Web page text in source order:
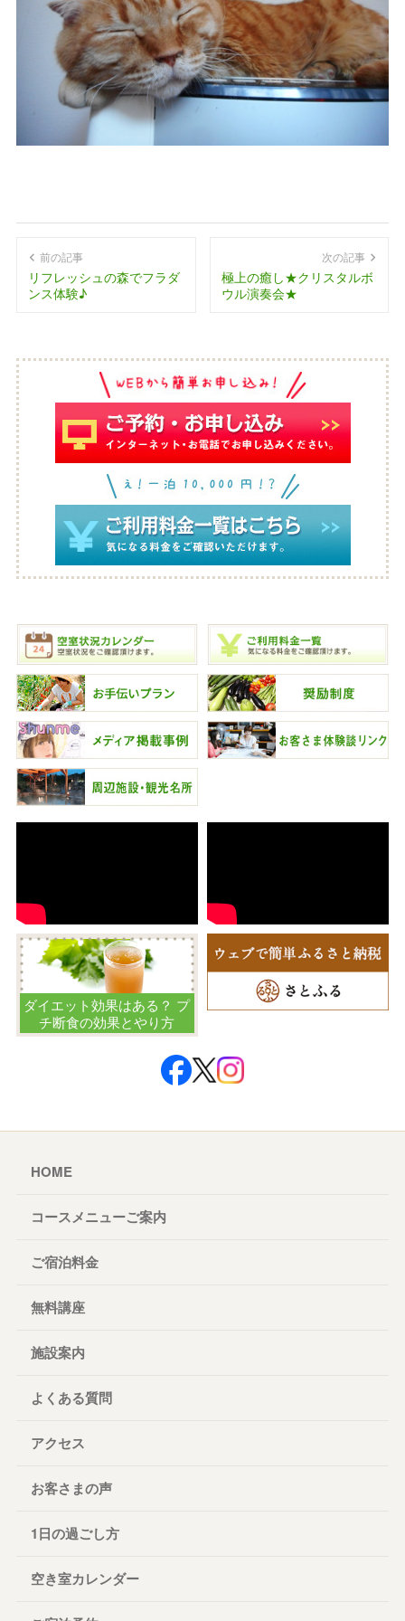
前の記事
リフレッシュの森でフラダ
ンス体験♪
次の記事
極上の癒し★クリスタルボ
ウル演奏会★
ダイエット効果はある？ プ
チ断食の効果とやり方
HOME
コースメニューご案内
ご宿泊料金
無料講座
施設案内
よくある質問
アクセス
お客さまの声
1日の過ごし方
空き室カレンダー